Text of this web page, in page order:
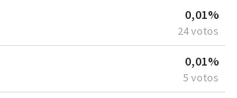
0,01%
24 votos
0,01%
5 votos